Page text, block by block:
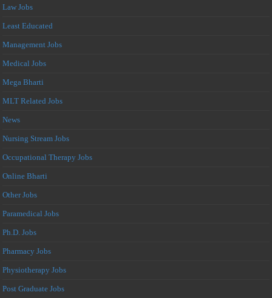
Law Jobs
Least Educated
Management Jobs
Medical Jobs
Mega Bharti
MLT Related Jobs
News
Nursing Stream Jobs
Occupational Therapy Jobs
Online Bharti
Other Jobs
Paramedical Jobs
Ph.D. Jobs
Pharmacy Jobs
Physiotherapy Jobs
Post Graduate Jobs